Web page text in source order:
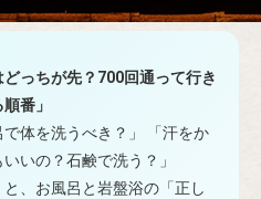
っちが先？700回通って行き
番」
体を洗うべき？」
「汗をか
いの？石鹸で洗う？」
、お風呂と岩盤浴の「正し